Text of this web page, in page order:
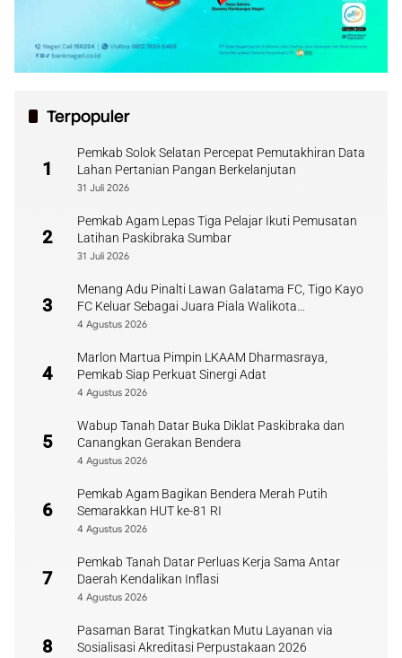
Terpopuler
1
Pemkab Solok Selatan Percepat Pemutakhiran Data
Lahan Pertanian Pangan Berkelanjutan
31 Juli 2026
2
Pemkab Agam Lepas Tiga Pelajar Ikuti Pemusatan
Latihan Paskibraka Sumbar
31 Juli 2026
3
Menang Adu Pinalti Lawan Galatama FC, Tigo Kayo
FC Keluar Sebagai Juara Piala Walikota
Payakumbuh
4 Agustus 2026
4
Marlon Martua Pimpin LKAAM Dharmasraya,
Pemkab Siap Perkuat Sinergi Adat
4 Agustus 2026
5
Wabup Tanah Datar Buka Diklat Paskibraka dan
Canangkan Gerakan Bendera
4 Agustus 2026
6
Pemkab Agam Bagikan Bendera Merah Putih
Semarakkan HUT ke-81 RI
4 Agustus 2026
7
Pemkab Tanah Datar Perluas Kerja Sama Antar
Daerah Kendalikan Inflasi
4 Agustus 2026
8
Pasaman Barat Tingkatkan Mutu Layanan via
Sosialisasi Akreditasi Perpustakaan 2026